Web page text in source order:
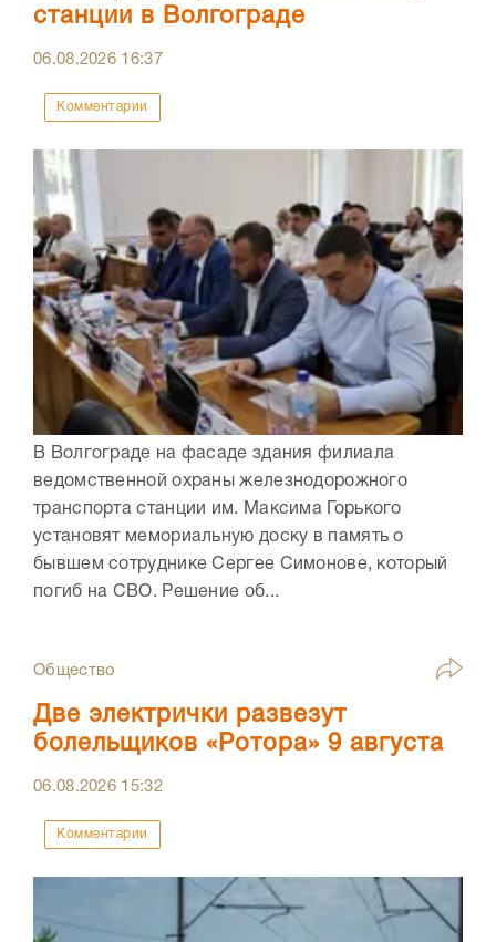
станции в Волгограде
06.08.2026 16:37
Комментарии
В Волгограде на фасаде здания филиала
ведомственной охраны железнодорожного
транспорта станции им. Максима Горького
установят мемориальную доску в память о
бывшем сотруднике Сергее Симонове, который
погиб на СВО. Решение об...
Общество
Две электрички развезут
болельщиков «Ротора» 9 августа
06.08.2026 15:32
Комментарии